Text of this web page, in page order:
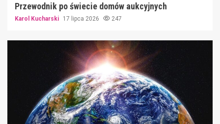
Przewodnik po świecie domów aukcyjnych
Karol Kucharski 17 lipca 2026 247